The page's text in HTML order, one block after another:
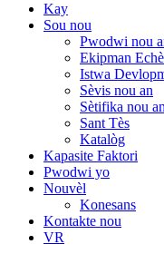
Kay
Sou nou
Pwodwi nou
Ekipman
Istwa
Sèvis nou an
Sètifika nou an
Sant Tès
Katalòg
Kapasite Faktori
Pwodwi yo
Nouvèl
Konesans
Kontakte nou
VR